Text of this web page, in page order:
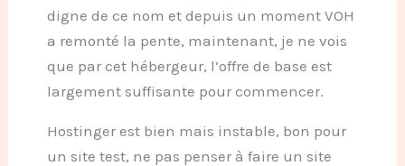
digne de ce nom et depuis un moment VOH
a remonté la pente, maintenant, je ne vois
que par cet hébergeur, l’offre de base est
largement suffisante pour commencer.
Hostinger est bien mais instable, bon pour
un site test, ne pas penser à faire un site